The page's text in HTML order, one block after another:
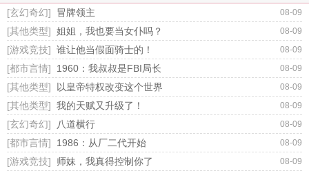
没有，一定不要错过
红娘子的最新力作
《绿门》。这里再也
没有无所不能的鬼
魂，人心的恶才是最
大的恶；这里再也没
有重复老土的桥段，
真正的恐怖是贴着你
灵魂的喘息。诡异而
精炼文字、出人意料
的情节，红娘子时刻
在挑动你敏感而脆弱
[玄幻奇幻]
冒牌领主 08-09
[其他类型] 姐姐，我也要当女仆吗？ 08-09
[游戏竞技] 谁让他当假面骑士的！ 08-09
[都市言情] 1960：我叔叔是FBI局长 08-09
[其他类型] 以皇帝特权改变这个世界 08-09
[其他类型] 我的天赋又升级了！ 08-09
[玄幻奇幻] 八道横行 08-09
[都市言情] 1986：从厂二代开始 08-09
[游戏竞技] 师妹，我真得控制你了 08-09